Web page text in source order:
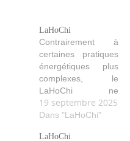
LaHoChi
Contrairement à
certaines pratiques
énergétiques plus
complexes, le
LaHoChi ne
nécessite pas
l’utilisation de
19 septembre 2025
Dans "LaHoChi"
LaHoChi